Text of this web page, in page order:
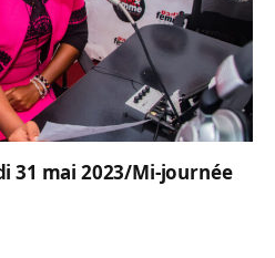
31 mai 2023/Mi-journée